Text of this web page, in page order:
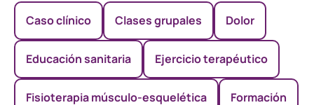
Caso clínico Clases grupales Dolor
Educación sanitaria Ejercicio terapéutico
Fisioterapia músculo-esquelética Formación